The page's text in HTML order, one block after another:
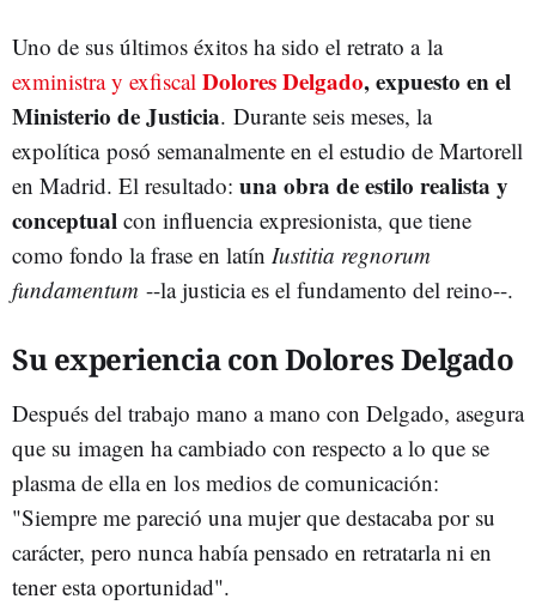
Uno de sus últimos éxitos ha sido el retrato a la
exministra y exfiscal Dolores Delgado, expuesto en el
Ministerio de Justicia. Durante seis meses, la
expolítica posó semanalmente en el estudio de Martorell
en Madrid. El resultado: una obra de estilo realista y
conceptual con influencia expresionista, que tiene
como fondo la frase en latín Iustitia regnorum
fundamentum --la justicia es el fundamento del reino--.
Su experiencia con Dolores Delgado
Después del trabajo mano a mano con Delgado, asegura
que su imagen ha cambiado con respecto a lo que se
plasma de ella en los medios de comunicación:
"Siempre me pareció una mujer que destacaba por su
carácter, pero nunca había pensado en retratarla ni en
tener esta oportunidad".